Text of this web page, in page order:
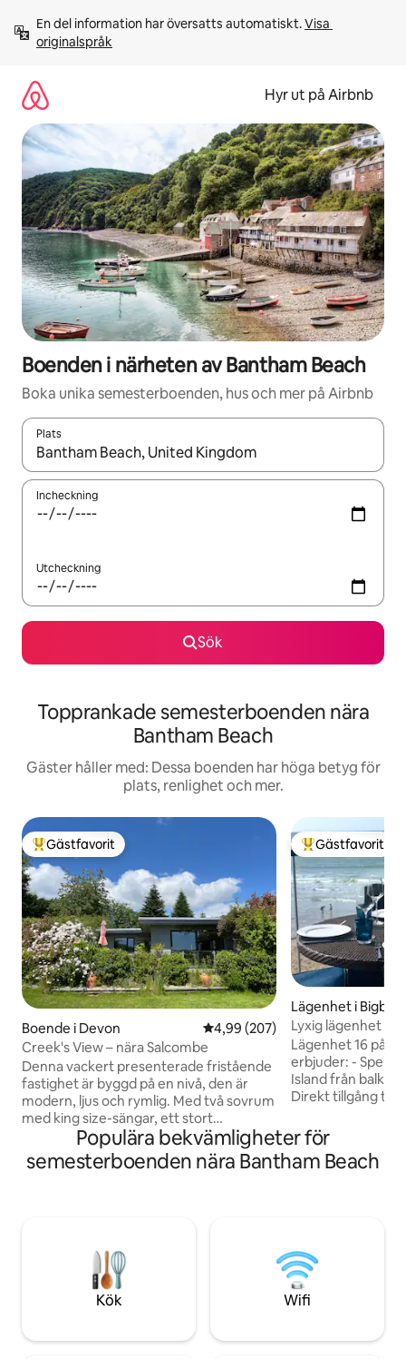
innehåll
En del information har översatts automatiskt. Visa
originalspråk
Hyr ut på Airbnb
Boenden i närheten av Bantham Beach
Boka unika semesterboenden, hus och mer på Airbnb
Plats
När resultaten är tillgängliga kan du navigera med upp- och
Incheckning
Utcheckning
Sök
Topprankade semesterboenden nära
Bantham Beach
Gäster håller med: Dessa boenden har höga betyg för
plats, renlighet och mer.
Populär gästfavorit
Gästfavorit
Boende i Devon 4,99 av 5 i genomsnittligt
4,99 (207)
Creek's View – nära Salcombe
Denna vackert presenterade fristående
fastighet är byggd på en nivå, den är
modern, ljus och rymlig. Med två sovrum
med king size-sängar, ett stort
vardagsrum, ett välutrustat kök och ett
rymligt duschrum har det egen ingång,
uppfart, inhägnad sydvänd altan och en
från de vackra stränderna i South Hams
och de härliga städerna vid vattnet,
Kingsbridge och Salcombe
Populär
Gästfavorit
Lägenhet i
Lyxig lägenhet
fantastisk utsikt
Lägenhet 16 på
erbjuder: - Spektakulär utsikt över Burgh
Island från
Direkt tillgång till
- Vattensporter:
boarding,
på
efter kommer du
utmärkta läge.
Populära bekvämligheter för
semesterboenden nära Bantham Beach
Kök Wifi